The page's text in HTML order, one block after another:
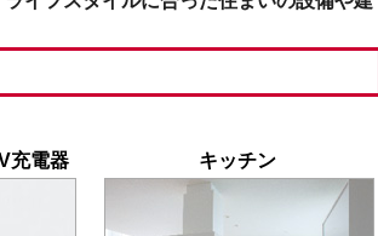
充電器 キッチン